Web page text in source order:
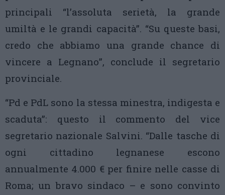
principali “l’assoluta serietà, la grande
umiltà e le grandi capacità”. “Su queste basi,
credo che abbiamo una grande chance di
vincere a Legnano”, conclude il segretario
provinciale.
“Pd e PdL sono la stessa minestra, indigesta e
scaduta”: questo il commento del vice
segretario nazionale Salvini. “Dalle tasche di
ogni cittadino legnanese escono
annualmente 4.000 € per finire nelle casse di
Roma; un bravo sindaco – e sono convinto